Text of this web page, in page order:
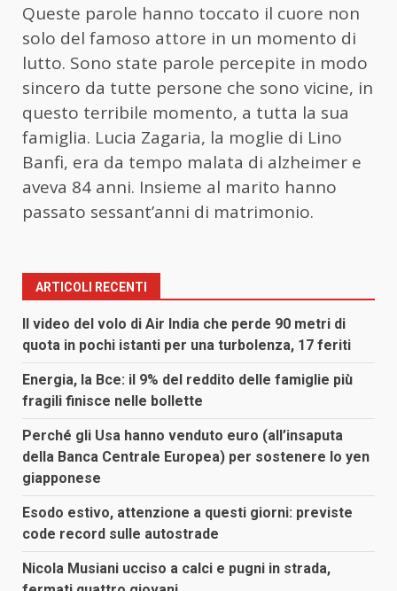
Queste parole hanno toccato il cuore non
solo del famoso attore in un momento di
lutto. Sono state parole percepite in modo
sincero da tutte persone che sono vicine, in
questo terribile momento, a tutta la sua
famiglia. Lucia Zagaria, la moglie di Lino
Banfi, era da tempo malata di alzheimer e
aveva 84 anni. Insieme al marito hanno
passato sessant’anni di matrimonio.
ARTICOLI RECENTI
Il video del volo di Air India che perde 90 metri di
quota in pochi istanti per una turbolenza, 17 feriti
Energia, la Bce: il 9% del reddito delle famiglie più
fragili finisce nelle bollette
Perché gli Usa hanno venduto euro (all’insaputa
della Banca Centrale Europea) per sostenere lo yen
giapponese
Esodo estivo, attenzione a questi giorni: previste
code record sulle autostrade
Nicola Musiani ucciso a calci e pugni in strada,